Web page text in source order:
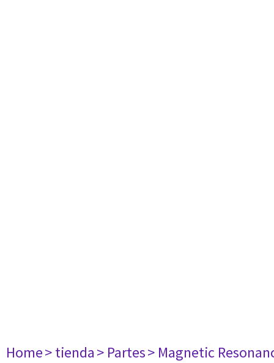
Home> tienda> Partes> Magnetic